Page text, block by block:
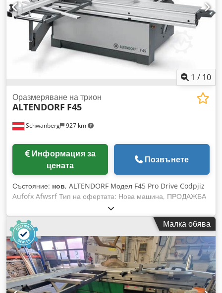
1 / 10
Schwanberg 927 km
Оразмеряване на трион
ALTENDORF F45
Информация за
цената
Позвънете
Състояние: нов, ALTENDORF Модел F45 Pro Drive Codpjiz
Aufofx Afwsrf Тип на офертата: Нова машина, ПРОДАЖБА
САМО В АВСТРИЯ! Незабавно налична нова машина на
промоционална цена с пълна гаранция от производителя.
Pro Drive управление: 3,5-инчов цветен дисплей с отделна
клавиатура Автоматична корекция на размерите при
паралелния и ъгловия ограничител при наклон на режещия
агрегат Лесна калибровка на осите Диагностика на
машината, брояч на работните часове, USB интерфейс
Извикване на последното въведено измерение (функция
Back) 99 програмируеми режещи програми Фалцоване: с
Малка обява